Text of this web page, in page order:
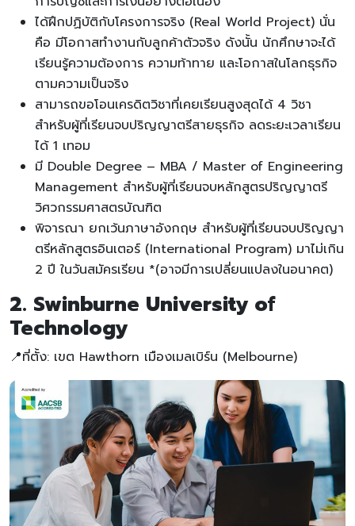
ได้ฝึกปฏิบัติกับโครงการจริง (Real World Project) นั่น
คือ มีโอกาสทำงานกับลูกค้าตัวจริง ดังนั้น นักศึกษาจะได้
เรียนรู้ความต้องการ ความท้าทาย และโอกาสในโลกธุรกิจ
ตามความเป็นจริง
สามารถขอโอนเครดิตวิชาที่เคยเรียนสูงสุดได้ 4 วิชา
สำหรับผู้ที่เรียนจบปริญญาตรีสายธุรกิจ ลดระยะเวลาเรียน
ได้ 1 เทอม
มี Double Degree – MBA / Master of Engineering
Management สำหรับผู้ที่เรียนจบหลักสูตรปริญญาตรี
วิศวกรรมศาสตรบัณฑิต
พิจารณา ยกเว้นภาษาอังกฤษ สำหรับผู้ที่เรียนจบปริญญา
ตรีหลักสูตรอินเตอร์ (International Program) มาไม่เกิน
2 ปี ในวันสมัครเรียน *(อาจมีการเปลี่ยนแปลงในอนาคต)
2. Swinburne University of
Technology
📍ที่ตั้ง: เขต Hawthorn เมืองเมลเบิร์น (Melbourne)